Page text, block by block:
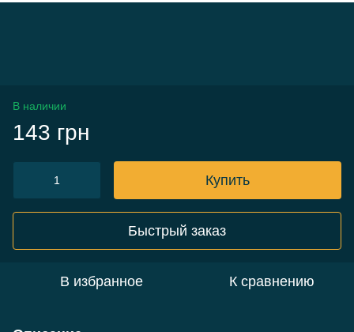
В наличии
143 грн
Купить
Быстрый заказ
В избранное К сравнению